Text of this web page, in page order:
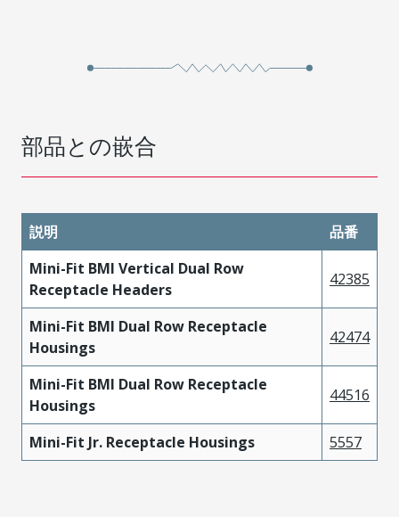
部品との嵌合
説明
品番
Mini-Fit BMI Vertical Dual Row
Receptacle Headers
42385
Mini-Fit BMI Dual Row Receptacle
Housings
42474
Mini-Fit BMI Dual Row Receptacle
Housings
44516
Mini-Fit Jr. Receptacle Housings 5557